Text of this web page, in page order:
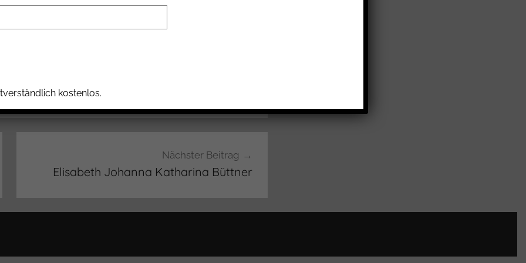
Grillen) sollen/können sich Bewohner des
andere Interessierte) kennenlernen.
Nächster Beitrag
Elisabeth Johanna Katharina Büttner
kostenlos.